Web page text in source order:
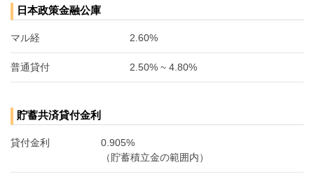
日本政策金融公庫
マル経 2.60%
普通貸付 2.50% ~ 4.80%
貯蓄共済貸付金利
貸付金利
0.905%
（貯蓄積立金の範囲内）